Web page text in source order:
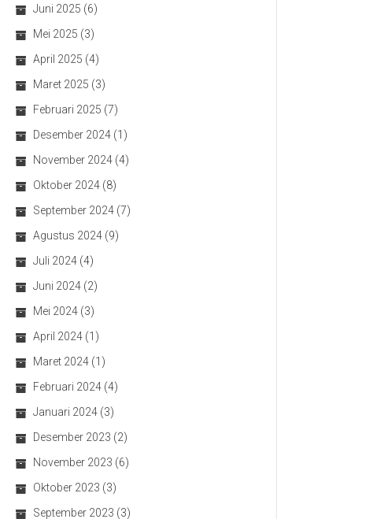
Juni 2025 (6)
Mei 2025 (3)
April 2025 (4)
Maret 2025 (3)
Februari 2025 (7)
Desember 2024 (1)
November 2024 (4)
Oktober 2024 (8)
September 2024 (7)
Agustus 2024 (9)
Juli 2024 (4)
Juni 2024 (2)
Mei 2024 (3)
April 2024 (1)
Maret 2024 (1)
Februari 2024 (4)
Januari 2024 (3)
Desember 2023 (2)
November 2023 (6)
Oktober 2023 (3)
September 2023 (3)